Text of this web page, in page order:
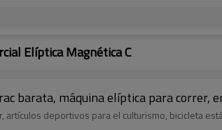
Elíptica Magnética C
barata, máquina elíptica para correr,
artículos deportivos para el culturismo, bicicleta